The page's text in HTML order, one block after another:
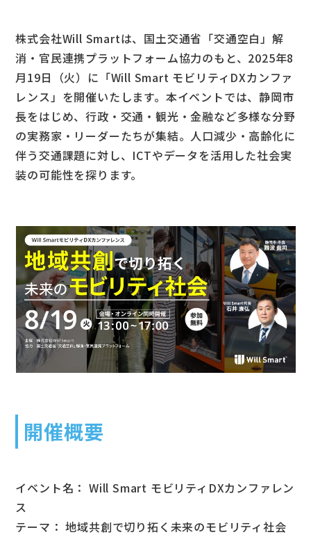
株式会社Will Smartは、国土交通省「交通空白」解
消・官民連携プラットフォーム協力のもと、2025年8
月19日（火）に「Will Smart モビリティDXカンファ
レンス」を開催いたします。本イベントでは、静岡市
長をはじめ、行政・交通・観光・金融など多様な分野
の実務家・リーダーたちが集結。人口減少・高齢化に
伴う交通課題に対し、ICTやデータを活用した社会実
装の可能性を探ります。
開催概要
イベント名： Will Smart モビリティDXカンファレン
ス
テーマ： 地域共創で切り拓く未来のモビリティ社会